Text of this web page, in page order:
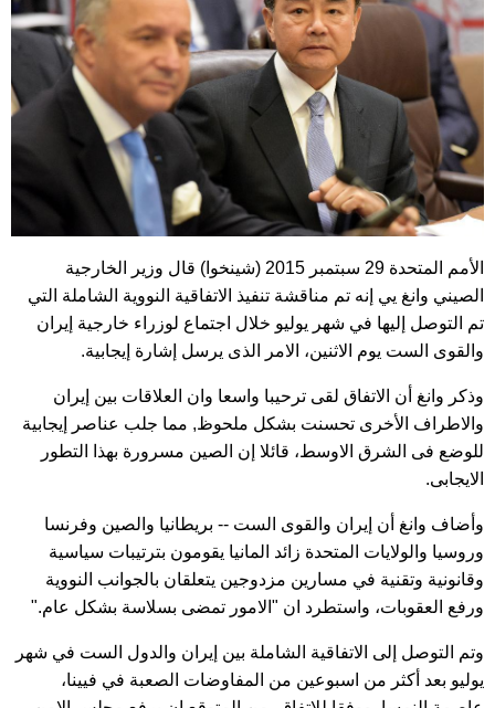
مؤتمر صحفى للخارجية الصور
الأمم المتحدة 29 سبتمبر 2015 (شينخوا) قال وزير الخارجية
الصيني وانغ يي إنه تم مناقشة تنفيذ الاتفاقية النووية الشاملة التي
تم التوصل إليها في شهر يوليو خلال اجتماع لوزراء خارجية إيران
والقوى الست يوم الاثنين، الامر الذى يرسل إشارة إيجابية.
وذكر وانغ أن الاتفاق لقى ترحيبا واسعا وان العلاقات بين إيران
والاطراف الأخرى تحسنت بشكل ملحوظ, مما جلب عناصر إيجابية
للوضع فى الشرق الاوسط، قائلا إن الصين مسرورة بهذا التطور
الايجابى.
وأضاف وانغ أن إيران والقوى الست -- بريطانيا والصين وفرنسا
وروسيا والولايات المتحدة زائد المانيا يقومون بترتيبات سياسية
وقانونية وتقنية في مسارين مزدوجين يتعلقان بالجوانب النووية
ورفع العقوبات، واستطرد ان "الامور تمضى بسلاسة بشكل عام."
وتم التوصل إلى الاتفاقية الشاملة بين إيران والدول الست في شهر
يوليو بعد أكثر من اسبوعين من المفاوضات الصعبة في فيينا،